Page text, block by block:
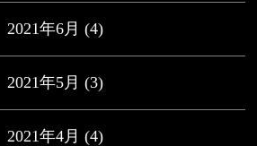
2021年6月 (4)
2021年5月 (3)
2021年4月 (4)